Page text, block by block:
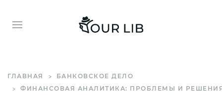
ГЛАВНАЯ
БАНКОВСКОЕ ДЕЛО
ФИНАНСОВАЯ АНАЛИТИКА: ПРОБЛЕМЫ И